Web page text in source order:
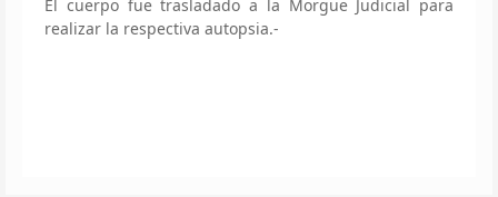
El cuerpo fue trasladado a la Morgue Judicial para
realizar la respectiva autopsia.-